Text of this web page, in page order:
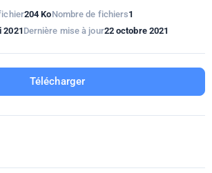
204 KoNombre de fichiers1
2021 Dernière mise à jour22 octobre 2021
Télécharger